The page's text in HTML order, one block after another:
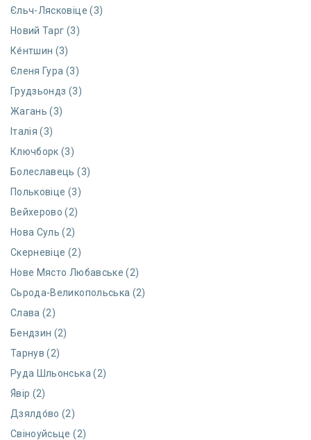
Єльч-Лясковіце (3)
Новий Тарг (3)
Ке́нтшин (3)
Єленя Гура (3)
Грудзьондз (3)
Жагань (3)
Італія (3)
Ключборк (3)
Болеславець (3)
Польковіце (3)
Вейхерово (2)
Нова Суль (2)
Скерневіце (2)
Нове Място Любавське (2)
Сьрода-Великопольська (2)
Слава (2)
Бендзин (2)
Тарнув (2)
Руда Шльонська (2)
Я́вір (2)
Дзялдо́во (2)
Свіноуйсьце (2)